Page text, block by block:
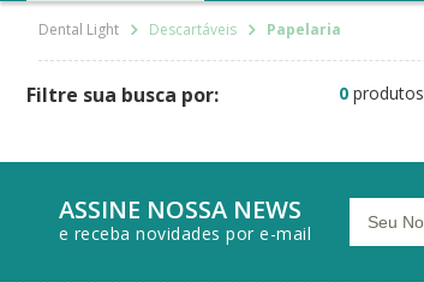
Descartáveis Papelaria
0
ASSINE NOSSA NEWS
e receba novidades por e-mail